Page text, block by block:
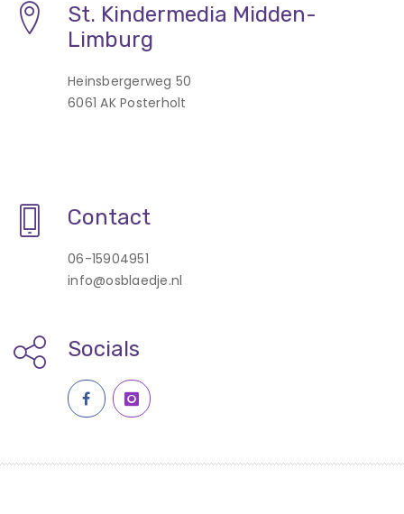
St. Kindermedia Midden-
Limburg
Heinsbergerweg 50
6061 AK Posterholt
Contact
06-15904951
info@osblaedje.nl
Socials